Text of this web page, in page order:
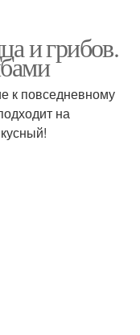
и грибов.
к повседневному
на